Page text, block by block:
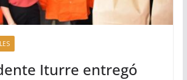
Iturre entregó